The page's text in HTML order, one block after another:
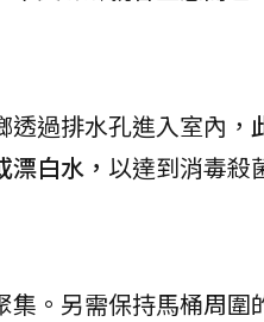
過排水孔進入室內，
白水， 以達到消毒殺
。另需保持馬桶周圍